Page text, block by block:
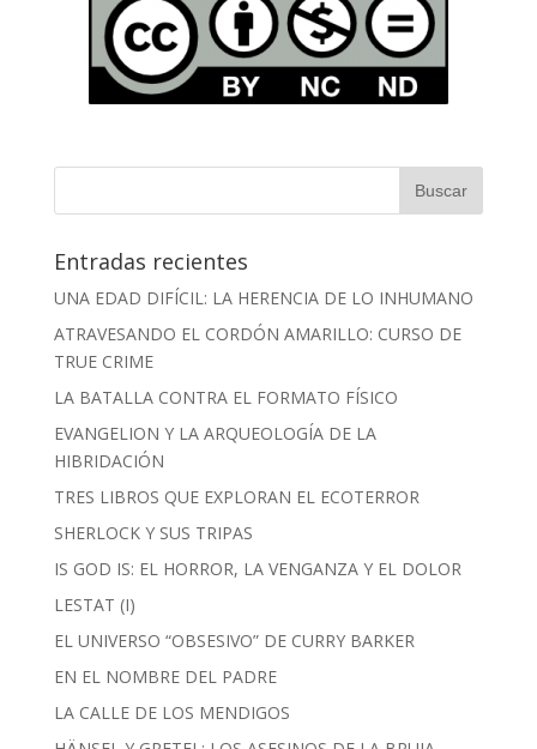
Entradas recientes
UNA EDAD DIFÍCIL: LA HERENCIA DE LO INHUMANO
ATRAVESANDO EL CORDÓN AMARILLO: CURSO DE
TRUE CRIME
LA BATALLA CONTRA EL FORMATO FÍSICO
EVANGELION Y LA ARQUEOLOGÍA DE LA
HIBRIDACIÓN
TRES LIBROS QUE EXPLORAN EL ECOTERROR
SHERLOCK Y SUS TRIPAS
IS GOD IS: EL HORROR, LA VENGANZA Y EL DOLOR
LESTAT (I)
EL UNIVERSO “OBSESIVO” DE CURRY BARKER
EN EL NOMBRE DEL PADRE
LA CALLE DE LOS MENDIGOS